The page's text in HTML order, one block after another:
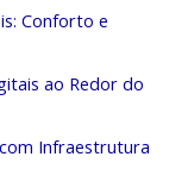
Conforto e
ao Redor do
Infraestrutura